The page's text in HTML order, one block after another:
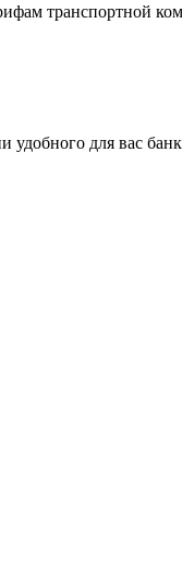
транспортной
для вас